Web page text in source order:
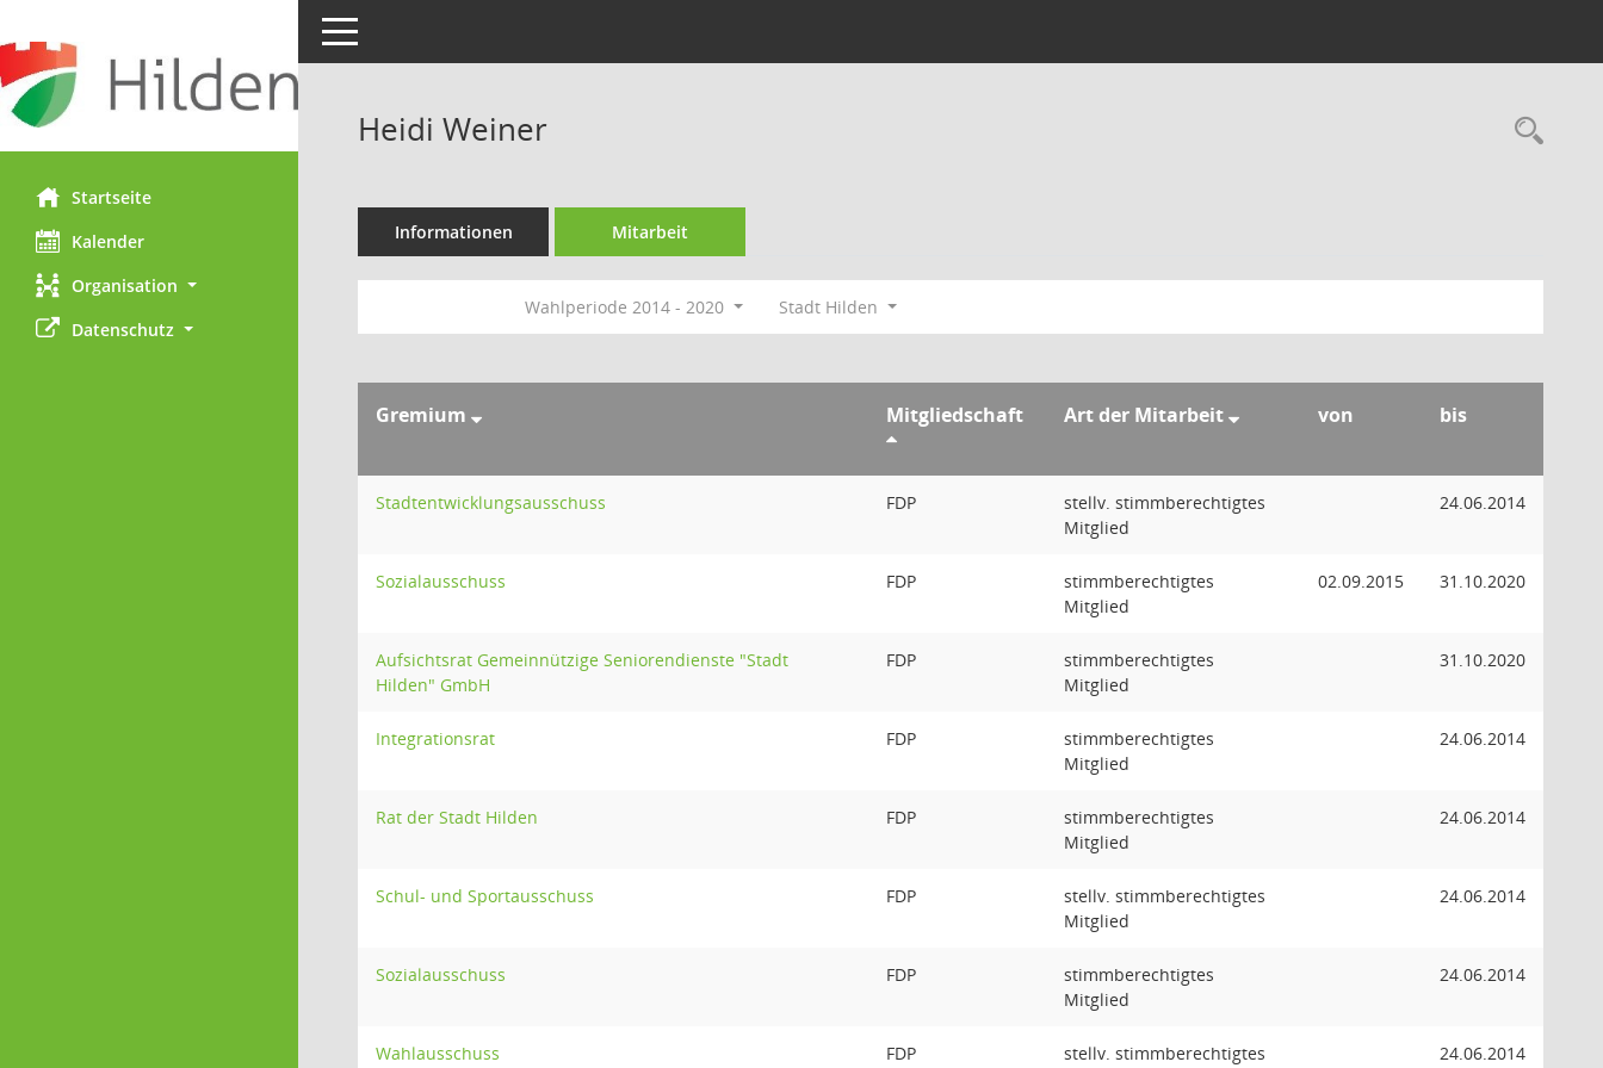
Startseite
Kalender
Organisation
Datenschutz
Toggle navigation
Heidi Weiner
Informationen Mitarbeit
Wahlperiode 2014 - 2020 Stadt Hilden
Gremium Mitgliedschaft Art der Mitarbeit von bis
Stadtentwicklungsausschuss FDP
stellv. stimmberechtigtes
Mitglied
24.06.2014
Sozialausschuss FDP
stimmberechtigtes
Mitglied
02.09.2015 31.10.2020
Aufsichtsrat Gemeinnützige Seniorendienste "Stadt
Hilden" GmbH
FDP
stimmberechtigtes
Mitglied
31.10.2020
Integrationsrat FDP
stimmberechtigtes
Mitglied
24.06.2014
Rat der Stadt Hilden FDP
stimmberechtigtes
Mitglied
24.06.2014
Schul- und Sportausschuss FDP
stellv. stimmberechtigtes
Mitglied
24.06.2014
Sozialausschuss FDP
stimmberechtigtes
Mitglied
24.06.2014
Wahlausschuss FDP
stellv. stimmberechtigtes
24.06.2014